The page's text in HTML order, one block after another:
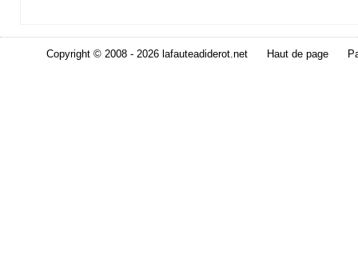
Copyright © 2008 - 2026 lafauteadiderot.net Haut de page